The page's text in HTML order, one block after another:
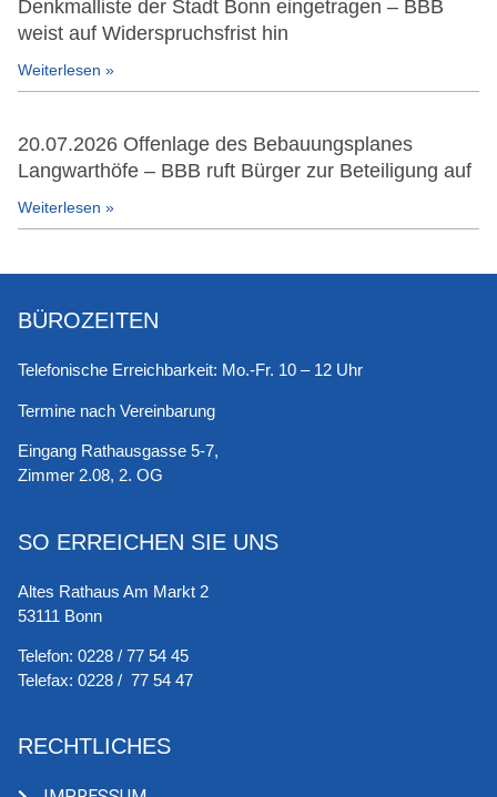
Denkmalliste der Stadt Bonn eingetragen – BBB
weist auf Widerspruchsfrist hin
Weiterlesen »
20.07.2026 Offenlage des Bebauungsplanes
Langwarthöfe – BBB ruft Bürger zur Beteiligung auf
Weiterlesen »
BÜROZEITEN
Telefonische Erreichbarkeit: Mo.-Fr. 10 – 12 Uhr
Termine nach Vereinbarung
Eingang Rathausgasse 5-7,
Zimmer 2.08, 2. OG
SO ERREICHEN SIE UNS
Altes Rathaus Am Markt 2
53111 Bonn
Telefon: 0228 / 77 54 45
Telefax: 0228 / 77 54 47
RECHTLICHES